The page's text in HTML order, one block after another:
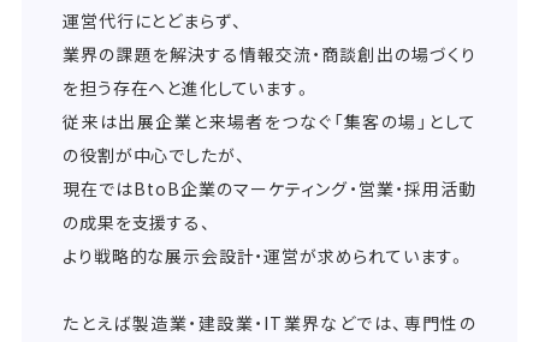
運営代行にとどまらず、
業界の課題を解決する情報交流・商談創出の場づくり
を担う存在へと進化しています。
従来は出展企業と来場者をつなぐ「集客の場」として
の役割が中心でしたが、
現在ではBtoB企業のマーケティング・営業・採用活動
の成果を支援する、
より戦略的な展示会設計・運営が求められています。
たとえば製造業・建設業・IT業界などでは、専門性の